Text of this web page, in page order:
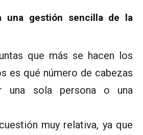
una gestión sencilla de la
que más se hacen los
es qué número de cabezas
una sola persona o una
muy relativa, ya que